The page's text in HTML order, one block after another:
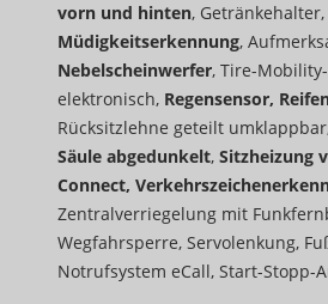
vorn und hinten, Getränkehalter,
Müdigkeitserkennung,
Nebelscheinwerfer, Tire-
elektronisch, Regensensor,
Rücksitzlehne geteilt
Säule abgedunkelt, Sitzheizung
Connect,
Zentralverriegelung mit
Wegfahrsperre, Servolenkung,
Notrufsystem eCall, Start-Stopp-